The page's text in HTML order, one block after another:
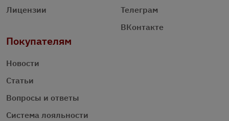
Лицензии
Телеграм
ВКонтакте
Покупателям
Новости
Статьи
Вопросы и ответы
Система лояльности